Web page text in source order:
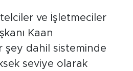
ve İşletmeciler
Kaan
şey dahil sisteminde
seviye olarak